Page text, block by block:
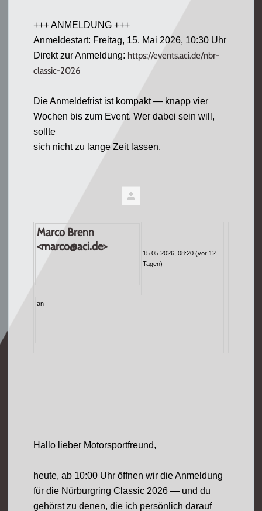
+++ ANMELDUNG +++
Anmeldestart: Freitag, 15. Mai 2026, 10:30 Uhr
Direkt zur Anmeldung: https://events.aci.de/nbr-
classic-2026
Die Anmeldefrist ist kompakt — knapp vier
Wochen bis zum Event. Wer dabei sein will,
sollte
sich nicht zu lange Zeit lassen.
Marco Brenn
<marco@aci.de>
15.05.2026, 08:20 (vor 12
Tagen)
an
Hallo lieber Motorsportfreund,
heute, ab 10:00 Uhr öffnen wir die Anmeldung
für die Nürburgring Classic 2026 — und du
gehörst zu denen, die ich persönlich darauf